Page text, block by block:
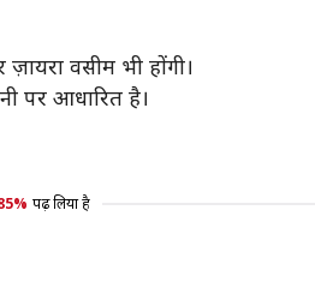
वसीम भी होंगी।
पर आधारित है।
पढ़ लिया है